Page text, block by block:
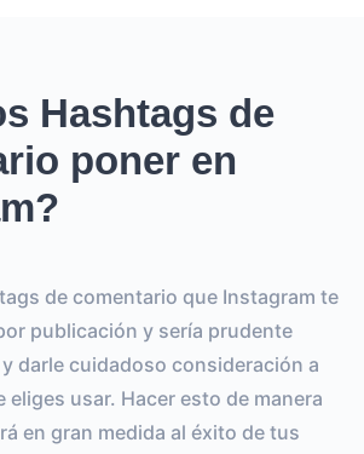
Hashtags de
poner en
de comentario que Instagram te
publicación y sería prudente
darle cuidadoso consideración a
eliges usar. Hacer esto de manera
en gran medida al éxito de tus